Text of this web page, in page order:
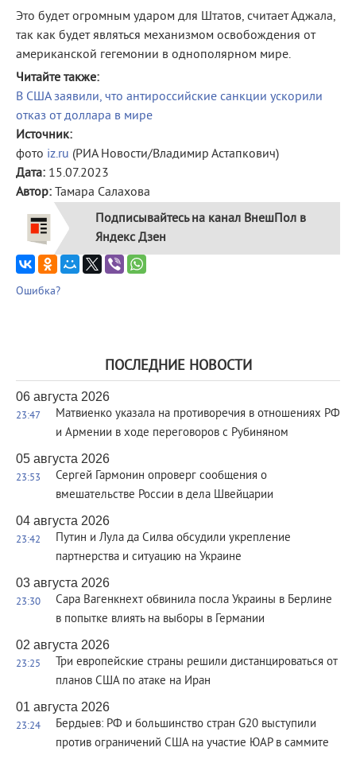
Это будет огромным ударом для Штатов, считает Аджала,
так как будет являться механизмом освобождения от
американской гегемонии в однополярном мире.
Читайте также:
В США заявили, что антироссийские санкции ускорили
отказ от доллара в мире
Источник:
фото iz.ru (РИА Новости/Владимир Астапкович)
Дата: 15.07.2023
Автор: Тамара Салахова
Подписывайтесь на канал ВнешПол в
Яндекс Дзен
Ошибка?
ПОСЛЕДНИЕ НОВОСТИ
06 августа 2026
23:47
Матвиенко указала на противоречия в отношениях РФ
и Армении в ходе переговоров с Рубиняном
05 августа 2026
23:53
Сергей Гармонин опроверг сообщения о
вмешательстве России в дела Швейцарии
04 августа 2026
23:42
Путин и Лула да Силва обсудили укрепление
партнерства и ситуацию на Украине
03 августа 2026
23:30
Сара Вагенкнехт обвинила посла Украины в Берлине
в попытке влиять на выборы в Германии
02 августа 2026
23:25
Три европейские страны решили дистанцироваться от
планов США по атаке на Иран
01 августа 2026
23:24
Бердыев: РФ и большинство стран G20 выступили
против ограничений США на участие ЮАР в саммите